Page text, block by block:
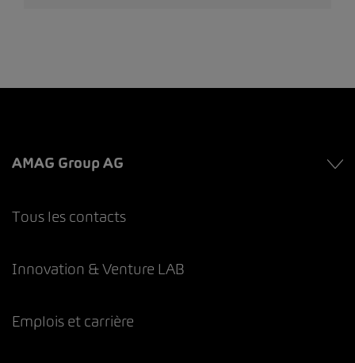
AMAG Group AG
Tous les contacts
Innovation & Venture LAB
Emplois et carrière